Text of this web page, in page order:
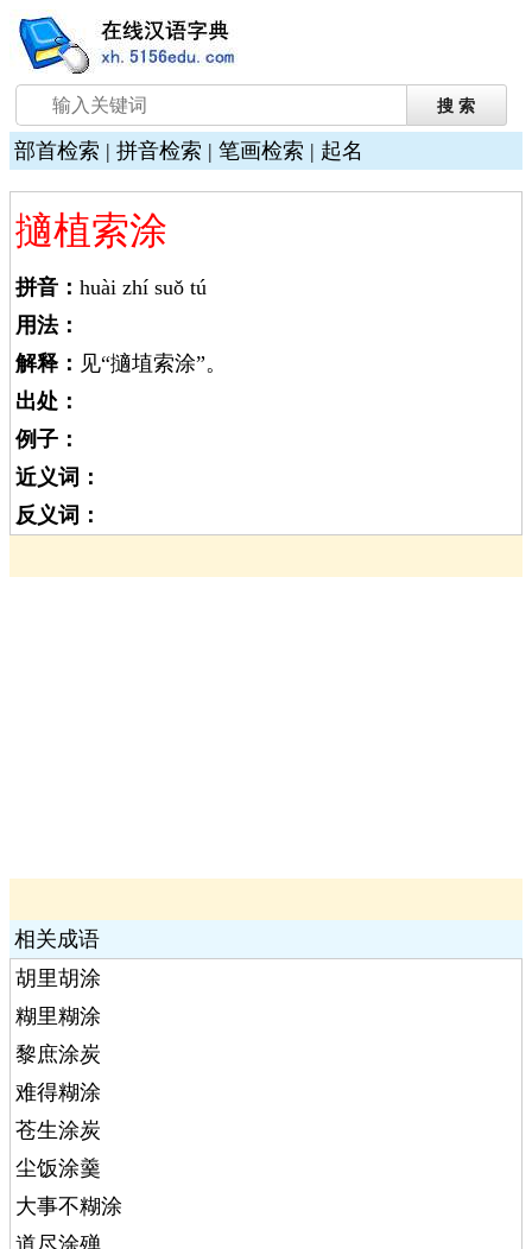
部首检索 | 拼音检索 | 笔画检索 | 起名
擿植索涂
拼音： huài zhí suǒ tú
用法：
解释： 见“擿埴索涂”。
出处：
例子：
近义词：
反义词：
相关成语
胡里胡涂
糊里糊涂
黎庶涂炭
难得糊涂
苍生涂炭
尘饭涂羹
大事不糊涂
道尽涂殚